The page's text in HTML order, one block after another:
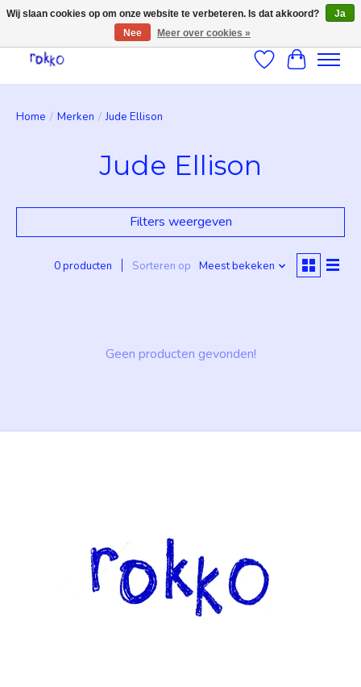
Verlanglijst
Home / Merken / Jude Ellison
Jude Ellison
Filters weergeven
0 producten Sorteren op Meest bekeken
Geen producten gevonden!
Wij slaan cookies op om onze website te verbeteren. Is dat akkoord?
Ja
Nee
Meer over cookies »